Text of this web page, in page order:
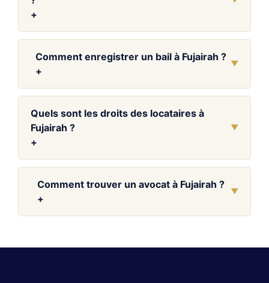
+
Comment enregistrer un bail à Fujairah ?
+
▼
Quels sont les droits des locataires à
Fujairah ?
+
▼
Comment trouver un avocat à Fujairah ?
+
▼